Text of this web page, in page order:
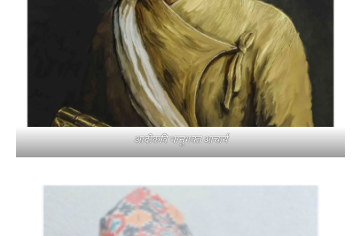
आदीकवि भानुभक्त आचार्य